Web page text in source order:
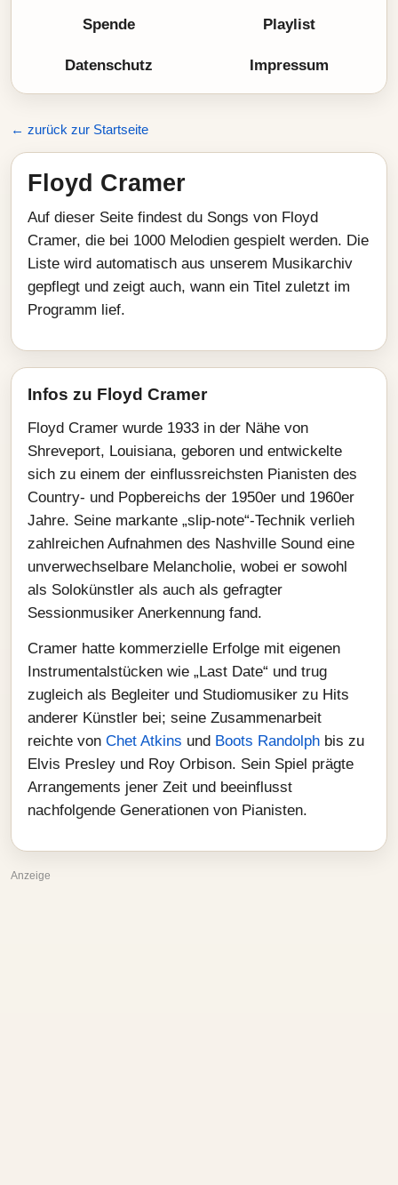
Spende Playlist
Datenschutz Impressum
← zurück zur Startseite
Floyd Cramer
Auf dieser Seite findest du Songs von Floyd
Cramer, die bei 1000 Melodien gespielt werden. Die
Liste wird automatisch aus unserem Musikarchiv
gepflegt und zeigt auch, wann ein Titel zuletzt im
Programm lief.
Infos zu Floyd Cramer
Floyd Cramer wurde 1933 in der Nähe von
Shreveport, Louisiana, geboren und entwickelte
sich zu einem der einflussreichsten Pianisten des
Country- und Popbereichs der 1950er und 1960er
Jahre. Seine markante „slip-note“-Technik verlieh
zahlreichen Aufnahmen des Nashville Sound eine
unverwechselbare Melancholie, wobei er sowohl
als Solokünstler als auch als gefragter
Sessionmusiker Anerkennung fand.
Cramer hatte kommerzielle Erfolge mit eigenen
Instrumentalstücken wie „Last Date“ und trug
zugleich als Begleiter und Studiomusiker zu Hits
anderer Künstler bei; seine Zusammenarbeit
reichte von Chet Atkins und Boots Randolph bis zu
Elvis Presley und Roy Orbison. Sein Spiel prägte
Arrangements jener Zeit und beeinflusst
nachfolgende Generationen von Pianisten.
Anzeige